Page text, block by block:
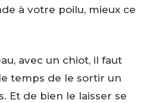
à votre poilu, mieux ce
avec un chiot, il faut
temps de le sortir un
Et de bien le laisser se